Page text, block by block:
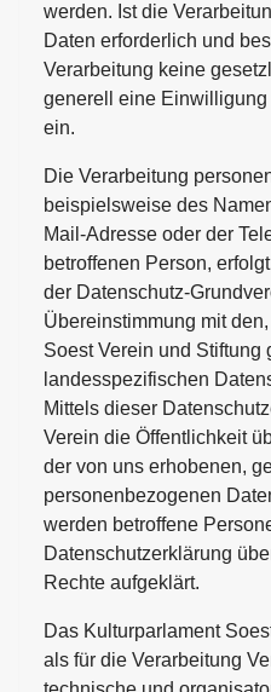
werden. Ist die
Daten erforderlich und
Verarbeitung keine
generell eine Einwilligung
ein.
Die Verarbeitung
beispielsweise des
Mail-Adresse oder der
betroffenen Person,
der Datenschutz-
Übereinstimmung mit
Soest Verein und Stiftung
landesspezifischen
Mittels dieser
Verein die Öffentlichkeit
der von uns erhobenen,
personenbezogenen
werden betroffene
Datenschutzerklärung
Rechte aufgeklärt.
Das Kulturparlament
als für die Verarbeitung